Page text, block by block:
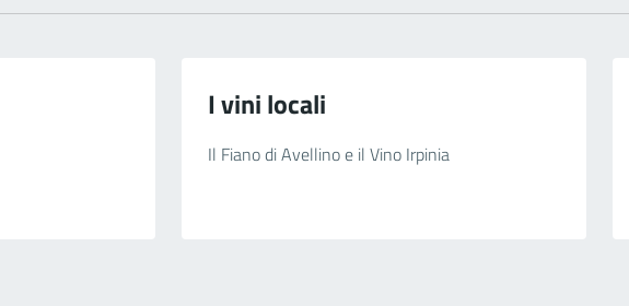
I vini locali
Il Fiano di Avellino e il Vino Irpinia